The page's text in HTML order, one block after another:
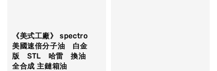
《美式工廠》 spectro
美國速倍分子油 白金
版 STL 哈雷 換油
全合成 主鏈箱油